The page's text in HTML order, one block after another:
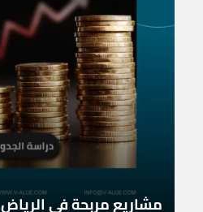
مشاريع مربحة في الرياض